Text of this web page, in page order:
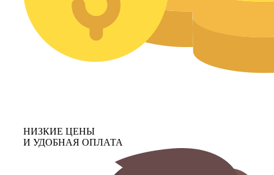
НИЗКИЕ ЦЕНЫ
И УДОБНАЯ ОПЛАТА